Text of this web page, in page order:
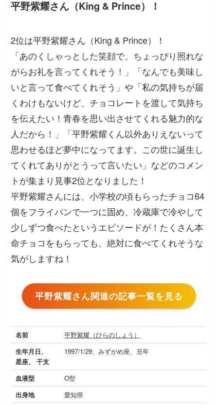
平野紫耀さん（King & Prince）！
2位は平野紫耀さん（King & Prince）！
「あのくしゃっとした笑顔で、ちょっぴり照れな
がらお礼を言ってくれそう！」「なんでも美味し
いと言って食べてくれそう」や 「私の気持ちが届
くわけもないけど、チョコレートを渡して気持ち
を伝えたい！青春を思い出させてくれる魅力的な
人だから！」「平野紫耀くん以外ありえないって
思わせるほど夢中になってます。この世に誕生し
てくれてありがとうって言いたい」 などのコメン
トが集まり見事2位となりました！
平野紫耀さんには、小学校の頃もらったチョコ64
個をフライパンで一つに固め、冷蔵庫で冷やして
少しずつ食べたというエピソードが！たくさん本
命チョコをもらっても、絶対に食べてくれそうな
気がしますね！
平野紫耀さん関連の記事一覧を見る
名前
平野紫耀（ひらのしょう）
生年月日、
星座、 干支
1997/1/29、みずがめ座、丑年
血液型
O型
出身地
愛知県